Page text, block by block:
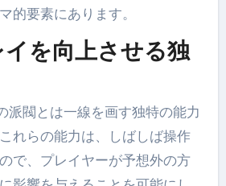
的要素にあります。
を向上させる独
派閥とは一線を画す独特の能力
れらの能力は、しばしば操作
で、プレイヤーが予想外の方